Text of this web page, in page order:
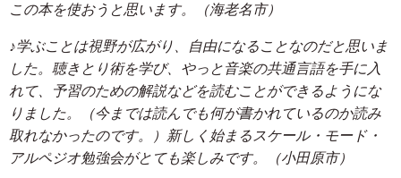
この本を使おうと思います。（海老名市）
♪学ぶことは視野が広がり、自由になることなのだと思いま
した。聴きとり術を学び、やっと音楽の共通言語を手に入
れて、予習のための解説などを読むことができるようにな
りました。（今までは読んでも何が書かれているのか読み
取れなかったのです。）新しく始まるスケール・モード・
アルペジオ勉強会がとても楽しみです。（小田原市）